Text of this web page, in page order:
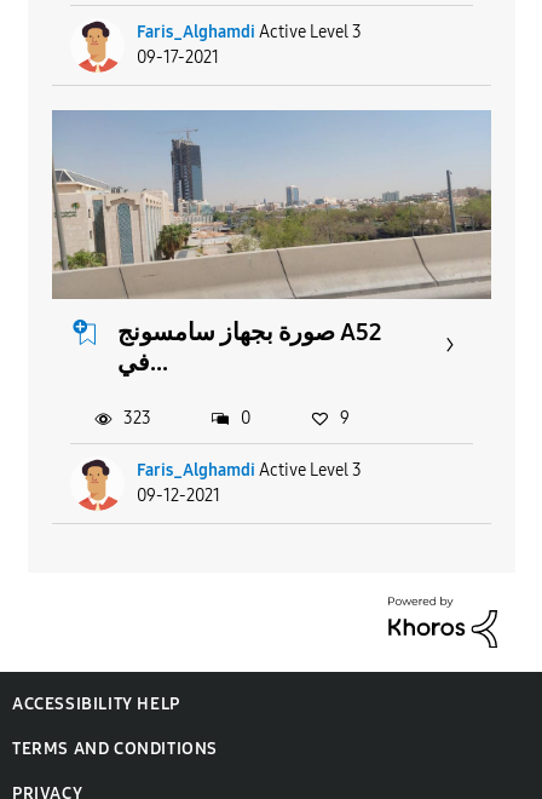
Faris_Alghamdi Active Level 3
09-17-2021
صورة بجهاز سامسونج A52
في...
Faris_Alghamdi Active Level 3
09-12-2021
323 0 9
ACCESSIBILITY HELP
TERMS AND CONDITIONS
PRIVACY